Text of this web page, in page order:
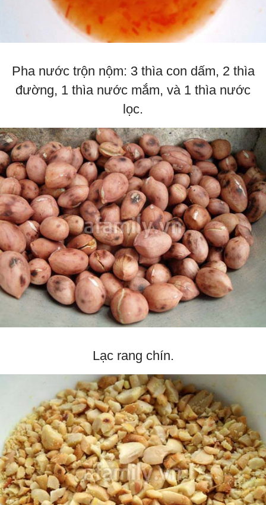
Pha nước trộn nộm: 3 thìa con dấm, 2 thìa
đường, 1 thìa nước mắm, và 1 thìa nước
lọc.
Lạc rang chín.